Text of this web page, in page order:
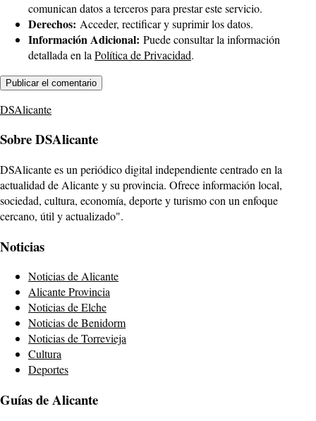
comunican datos a terceros para prestar este servicio.
Derechos: Acceder, rectificar y suprimir los datos.
Información Adicional: Puede consultar la información
detallada en la Política de Privacidad.
DSAlicante
Sobre DSAlicante
DSAlicante es un periódico digital independiente centrado en la
actualidad de Alicante y su provincia. Ofrece información local,
sociedad, cultura, economía, deporte y turismo con un enfoque
cercano, útil y actualizado".
Noticias
Noticias de Alicante
Alicante Provincia
Noticias de Elche
Noticias de Benidorm
Noticias de Torrevieja
Cultura
Deportes
Guías de Alicante